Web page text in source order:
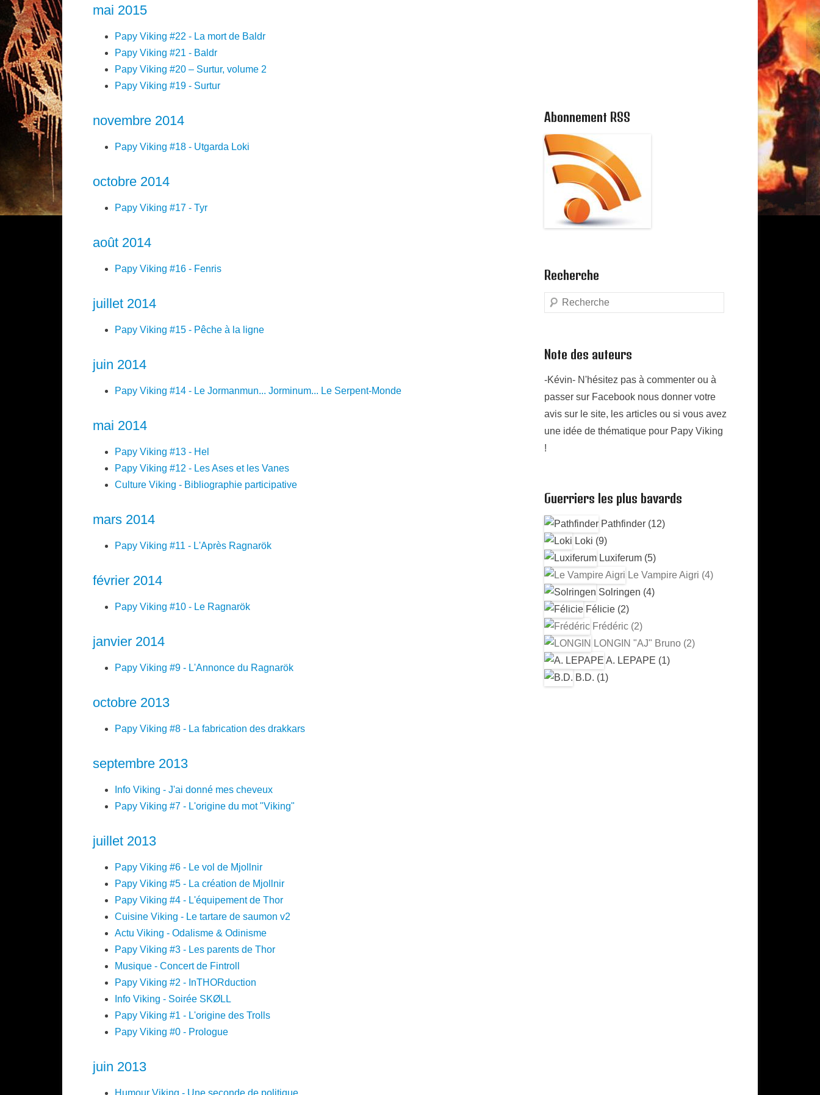
mai 2015
Papy Viking #22 - La mort de Baldr
Papy Viking #21 - Baldr
Papy Viking #20 – Surtur, volume 2
Papy Viking #19 - Surtur
novembre 2014
Papy Viking #18 - Utgarda Loki
octobre 2014
Papy Viking #17 - Tyr
août 2014
Papy Viking #16 - Fenris
juillet 2014
Papy Viking #15 - Pêche à la ligne
juin 2014
Papy Viking #14 - Le Jormanmun... Jorminum... Le Serpent-Monde
mai 2014
Papy Viking #13 - Hel
Papy Viking #12 - Les Ases et les Vanes
Culture Viking - Bibliographie participative
mars 2014
Papy Viking #11 - L'Après Ragnarök
février 2014
Papy Viking #10 - Le Ragnarök
janvier 2014
Papy Viking #9 - L'Annonce du Ragnarök
octobre 2013
Papy Viking #8 - La fabrication des drakkars
septembre 2013
Info Viking - J'ai donné mes cheveux
Papy Viking #7 - L'origine du mot "Viking"
juillet 2013
Papy Viking #6 - Le vol de Mjollnir
Papy Viking #5 - La création de Mjollnir
Papy Viking #4 - L'équipement de Thor
Cuisine Viking - Le tartare de saumon v2
Actu Viking - Odalisme & Odinisme
Papy Viking #3 - Les parents de Thor
Musique - Concert de Fintroll
Papy Viking #2 - InTHORduction
Info Viking - Soirée SKØLL
Papy Viking #1 - L'origine des Trolls
Papy Viking #0 - Prologue
juin 2013
Humour Viking - Une seconde de politique
Abonnement RSS
Recherche
Search
Note des auteurs
-Kévin- N'hésitez pas à commenter ou à
passer sur Facebook nous donner votre
avis sur le site, les articles ou si vous avez
une idée de thématique pour Papy Viking
!
Guerriers les plus bavards
Pathfinder (12)
Loki (9)
Luxiferum (5)
Le Vampire Aigri (4)
Solringen (4)
Félicie (2)
Frédéric (2)
LONGIN "AJ" Bruno (2)
A. LEPAPE (1)
B.D. (1)